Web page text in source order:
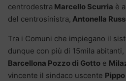
centrodestra Marcello Scurria è
del centrosinistra, Antonella
Tra i Comuni che impiegano il
dunque con più di 15mila
Barcellona Pozzo di Gotto e
vincente il sindaco uscente